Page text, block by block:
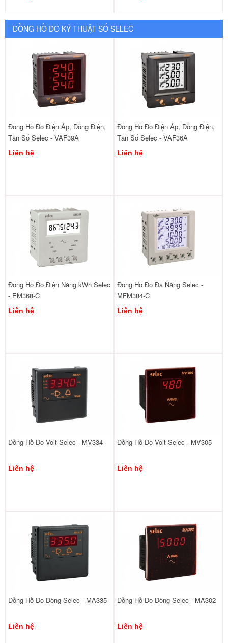
ĐỒNG HỒ ĐO KỸ THUẬT SỐ SELEC
Đồng Hồ Đo Điện Áp, Dòng Điện,
Tần Số Selec - VAF39A
Liên hệ
Đồng Hồ Đo Điện Áp, Dòng Điện,
Tần Số Selec - VAF36A
Liên hệ
Đồng Hồ Đo Điện Năng kWh Selec
- EM368-C
Liên hệ
Đồng Hồ Đo Đa Năng Selec -
MFM384-C
Liên hệ
Đồng Hồ Đo Volt Selec - MV334
Liên hệ
Đồng Hồ Đo Volt Selec - MV305
Liên hệ
Đồng Hồ Đo Dòng Selec - MA335
Liên hệ
Đồng Hồ Đo Dòng Selec - MA302
Liên hệ